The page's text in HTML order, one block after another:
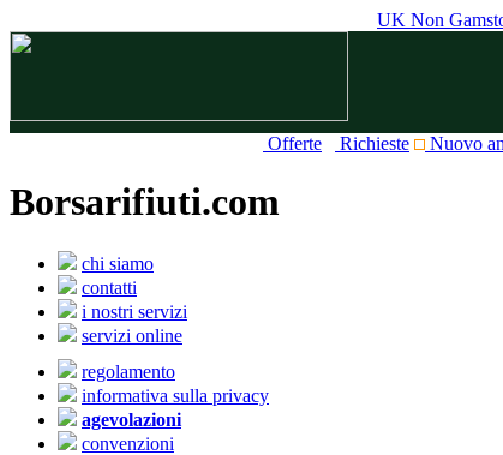
UK Non
Offerte Richieste Nuovo
Borsarifiuti.com
chi siamo
contatti
i nostri servizi
servizi online
regolamento
informativa sulla privacy
agevolazioni
convenzioni